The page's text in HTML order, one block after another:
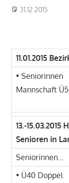
31.12.2015
11.01.2015
• Seniorinnen
Mannschaft
13.-
Senioren in
Seniorinnen…
• Ü40 Doppel